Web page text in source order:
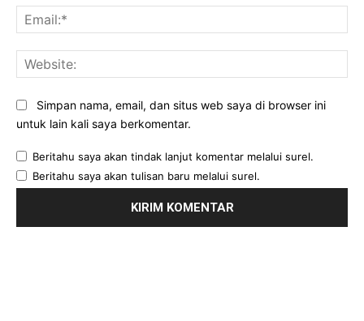
Simpan nama, email, dan situs web saya di browser ini
untuk lain kali saya berkomentar.
Beritahu saya akan tindak lanjut komentar melalui surel.
Beritahu saya akan tulisan baru melalui surel.